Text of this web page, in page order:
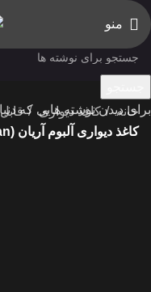
منو
خانه کاغذ دیواری
کاغذ دیواری آلبوم آریان (Ariyan)
برای دیدن نوشته هایی که